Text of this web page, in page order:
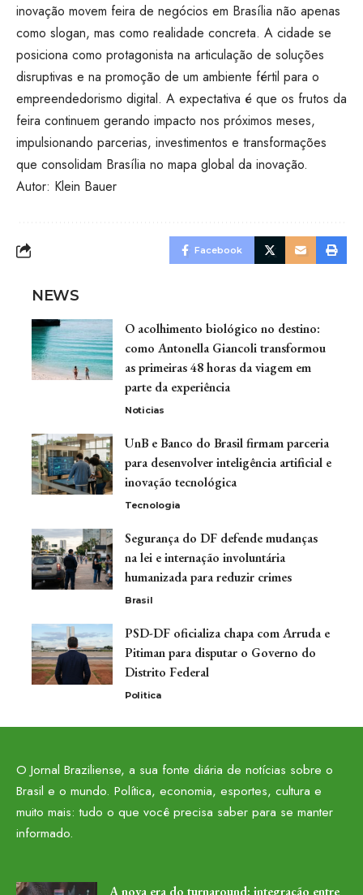
inovação movem feira de negócios em Brasília não apenas
como slogan, mas como realidade concreta. A cidade se
posiciona como protagonista na articulação de soluções
disruptivas e na promoção de um ambiente fértil para o
empreendedorismo digital. A expectativa é que os frutos da
feira continuem gerando impacto nos próximos meses,
impulsionando parcerias, investimentos e transformações
que consolidam Brasília no mapa global da inovação.
Autor: Klein Bauer
Facebook
NEWS
O acolhimento biológico no destino:
como Antonella Giancoli transformou
as primeiras 48 horas da viagem em
parte da experiência
Noticias
UnB e Banco do Brasil firmam parceria
para desenvolver inteligência artificial e
inovação tecnológica
Tecnologia
Segurança do DF defende mudanças
na lei e internação involuntária
humanizada para reduzir crimes
Brasil
PSD-DF oficializa chapa com Arruda e
Pitiman para disputar o Governo do
Distrito Federal
Politica
O Jornal Braziliense, a sua fonte diária de notícias sobre o
Brasil e o mundo. Política, economia, esportes, cultura e
muito mais: tudo o que você precisa saber para se manter
informado.
A nova era do turnaround: integração entre